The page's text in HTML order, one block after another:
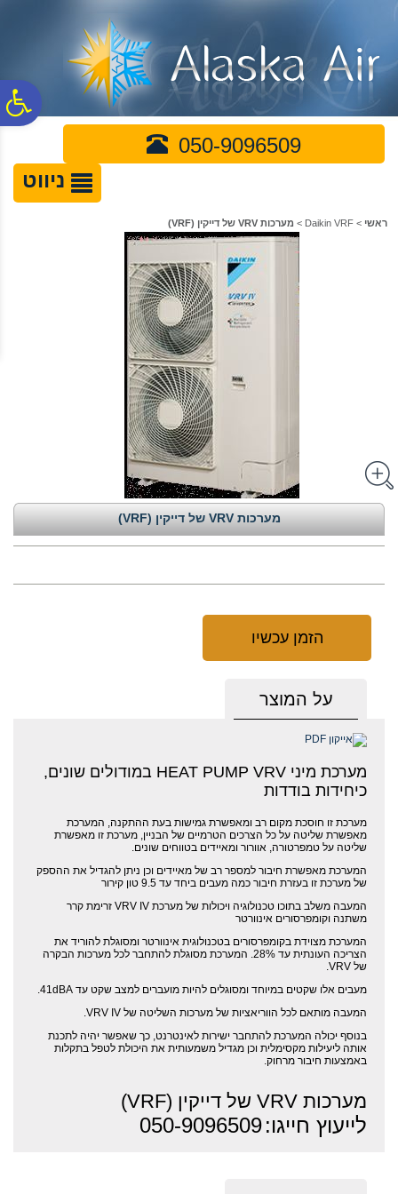
נגישות
המרכזי
050-9096509
ניווט
ראשי >
Daikin VRF
> מערכות VRV של דייקין (VRF)
מערכות VRV של דייקין (VRF)
הזמן עכשיו
על המוצר
מערכת מיני HEAT PUMP VRV במודולים שונים,
כיחידות בודדות
מערכת זו חוסכת מקום רב ומאפשרת גמישות בעת ההתקנה, המערכת
מאפשרת שליטה על כל הצרכים הטרמיים של הבניין, מערכת זו מאפשרת
שליטה על טמפרטורה, אוורור ומאיידים בטווחים שונים.
המערכת מאפשרת חיבור למספר רב של מאיידים וכן ניתן להגדיל את ההספק
של מערכת זו בעזרת חיבור כמה מעבים ביחד עד 9.5 טון קירור
המעבה משלב בתוכו טכנולוגיה ויכולות של מערכת VRV IV זרימת קרר
משתנה וקומפרסורים אינוורטר
המערכת מצוידת בקומפרסורים בטכנולוגית אינוורטר ומסוגלת להוריד את
הצריכה העונתית עד 28%. המערכת מסוגלת להתחבר לכל מערכות הבקרה
של VRV.
מעבים אלו שקטים במיוחד ומסוגלים להיות מועברים למצב שקט עד 41dBA.
המעבה מותאם לכל הווריאציות של מערכות השליטה של VRV IV.
בנוסף יכולה המערכת להתחבר ישירות לאינטרנט, כך שאפשר יהיה לתכנת
אותה ליעילות מקסימלית וכן מגדיל משמעותית את היכולת לטפל בתקלות
באמצעות חיבור מרחוק.
מערכות VRV של דייקין (VRF)
לייעוץ חייגו:050-9096509